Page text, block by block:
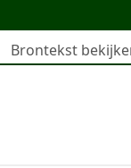
Brontekst